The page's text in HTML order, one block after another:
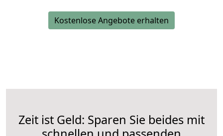
Kostenlose Angebote erhalten
Zeit ist Geld: Sparen Sie beides mit